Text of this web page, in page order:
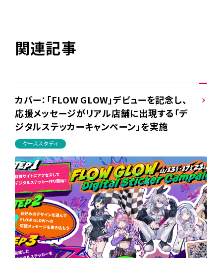
関連記事
カバー：「FLOW GLOW」デビューを記念し、
応援メッセージがリアル店舗に出現する「デ
ジタルステッカーキャンペーン」を実施
ケーススタディ